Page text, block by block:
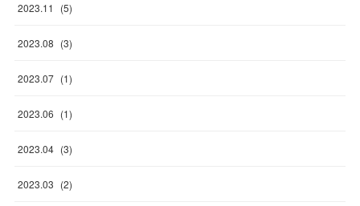
2023.11 (5)
2023.08 (3)
2023.07 (1)
2023.06 (1)
2023.04 (3)
2023.03 (2)